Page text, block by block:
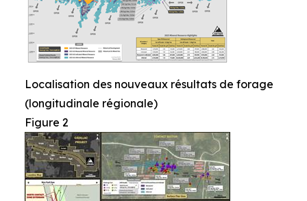
Localisation des nouveaux résultats de forage
(longitudinale régionale)
Figure 2